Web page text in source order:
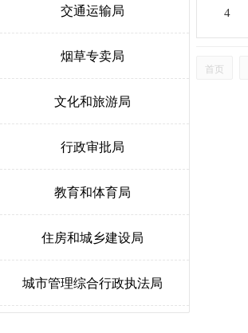
交通运输局
烟草专卖局
文化和旅游局
行政审批局
教育和体育局
住房和城乡建设局
城市管理综合行政执法局
4
首页